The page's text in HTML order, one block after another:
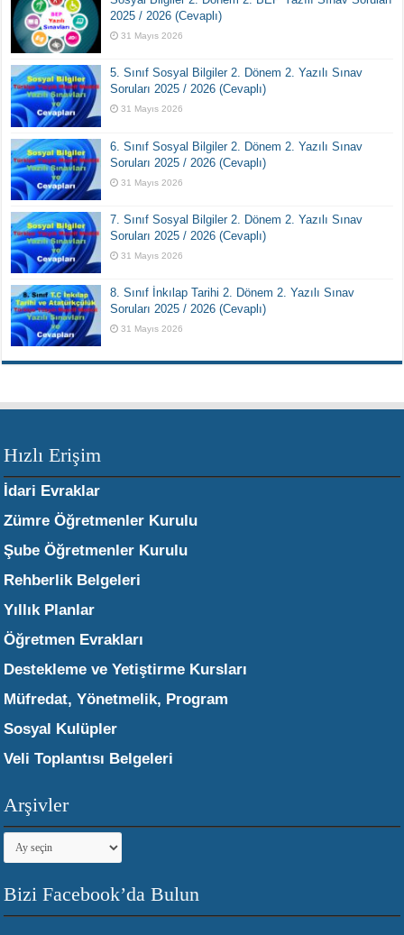
2025 / 2026 (Cevaplı)
31 Mayıs 2026
5. Sınıf Sosyal Bilgiler 2. Dönem 2. Yazılı Sınav
Soruları 2025 / 2026 (Cevaplı)
31 Mayıs 2026
6. Sınıf Sosyal Bilgiler 2. Dönem 2. Yazılı Sınav
Soruları 2025 / 2026 (Cevaplı)
31 Mayıs 2026
7. Sınıf Sosyal Bilgiler 2. Dönem 2. Yazılı Sınav
Soruları 2025 / 2026 (Cevaplı)
31 Mayıs 2026
8. Sınıf İnkılap Tarihi 2. Dönem 2. Yazılı Sınav
Soruları 2025 / 2026 (Cevaplı)
31 Mayıs 2026
Hızlı Erişim
İdari Evraklar
Zümre Öğretmenler Kurulu
Şube Öğretmenler Kurulu
Rehberlik Belgeleri
Yıllık Planlar
Öğretmen Evrakları
Destekleme ve Yetiştirme Kursları
Müfredat, Yönetmelik, Program
Sosyal Kulüpler
Veli Toplantısı Belgeleri
Arşivler
Arşivler
Bizi Facebook’da Bulun